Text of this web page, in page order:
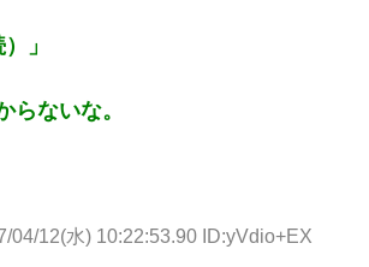
」
らないな。
04/12(水) 10:22:53.90 ID:yVdio+EX